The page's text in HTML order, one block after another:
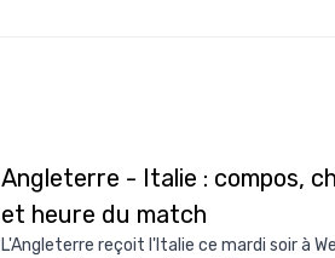
Angleterre - Italie : compos,
et heure du match
L'Angleterre reçoit l'Italie ce mardi soir à